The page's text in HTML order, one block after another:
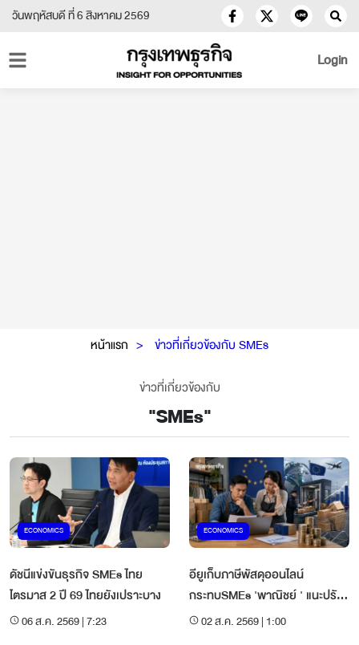
วันพฤหัสบดี ที่ 6 สิงหาคม 2569
Login
หน้าแรก ข่าวที่เกี่ยวข้องกับ SMEs
ข่าวที่เกี่ยวข้องกับ
"SMEs"
ECONOMICS
ดัชนีแข่งขันธุรกิจ SMEs ไทย
ไตรมาส 2 ปี 69 ไทยยังเปราะบาง
06 ส.ค. 2569 | 7:23
ECONOMICS
อียูเก็บภาษีพัสดุออนไลน์
กระทบSMEs 'พาณิชย์ ' แนะปรับ
โมเดลธุรกิจ
02 ส.ค. 2569 | 1:00